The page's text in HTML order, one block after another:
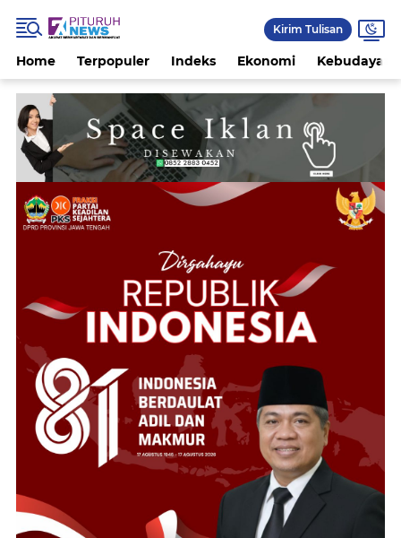
Kirim Tulisan
Home Terpopuler Indeks Ekonomi Kebudayaan